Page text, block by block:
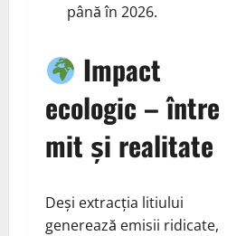
până în 2026.
Impact
ecologic – între
mit și realitate
Deși extracția litiului
generează emisii ridicate,